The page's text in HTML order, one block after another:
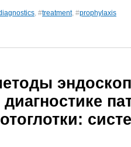
, #treatment, #prophylaxis